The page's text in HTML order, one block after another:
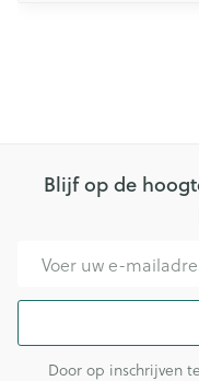
Blijf op de
Door op inschrijven